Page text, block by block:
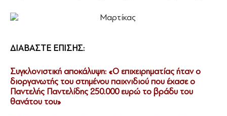
ΔΙΑΒΑΣΤΕ ΕΠΙΣΗΣ:
Συγκλονιστική αποκάλυψη: «Ο επιχειρηματίας ήταν ο
διοργανωτής του στημένου παιχνιδιού που έχασε ο
Παντελής Παντελίδης 250.000 ευρώ το βράδυ του
θανάτου του»